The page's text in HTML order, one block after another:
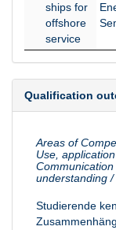
ships for
offshore
service
Qualification
Areas of
Use,
understanding /
Studierende